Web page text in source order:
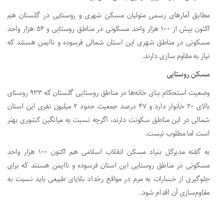
مطابق آمارهای رسمی متولیان مسکن شهری و روستایی در گلستان هم
اکنون بیش از ۱۰۰ هزار واحد مسکونی در مناطق روستایی و ۵۴ هزار واحد
مسکونی در مناطق شهری این استان شمالی فرسوده و ناایمن هستند که
نیاز به مقاوم سازی دارند.
مسکن روستایی
وضعیت استحکام بنای خانه‌ها در مناطق روستایی گلستان که ۹۳۳ روستای
بالای ۲۰ خانوار دارد و ۴۷ درصد جمعیت حدود ۲ میلیون نفری این استان
شمالی در این مناطق سکونت دارند، اگرچه نسبت به میانگین کشوری بهتر
است اما مطلوب نیست.
به گفته مدیرکل بنیاد مسکن انقلاب اسلامی هم اکنون ۱۰۰ هزار واحد
مسکونی در مناطق روستایی این استان فرسوده و ناایمن هستند که برای
جلوگیری از خسارات به مرم در مواقع رخداد بلایای طبیعی باید نسبت به
مقاوم‌سازی آن اقدام شود.